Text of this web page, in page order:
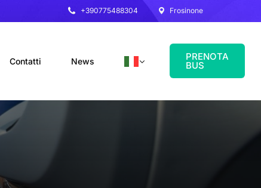
+390775488304 Frosinone
Contatti News PRENOTA
BUS